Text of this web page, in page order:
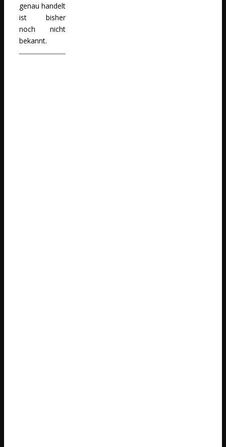
genau handelt
ist bisher
noch nicht
bekannt.